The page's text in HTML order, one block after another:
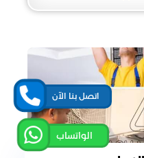
اتصل بنا الآن
الواتساب